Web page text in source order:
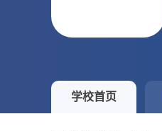
学校首页